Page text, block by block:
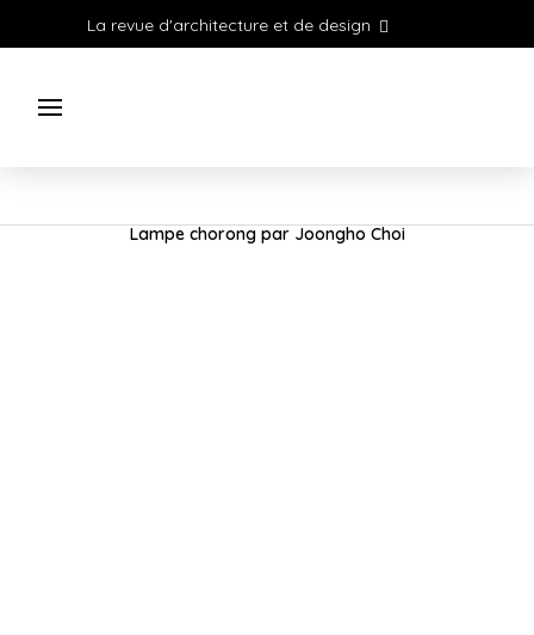
La revue d'architecture et de design
Lampe chorong par Joongho Choi